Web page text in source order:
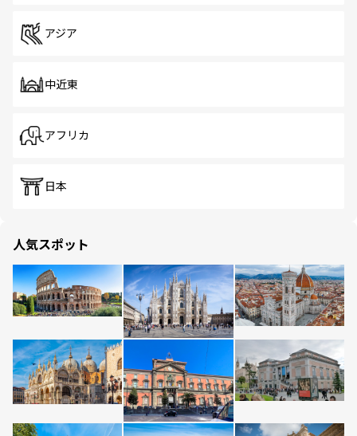
アジア
中近東
アフリカ
日本
人気スポット